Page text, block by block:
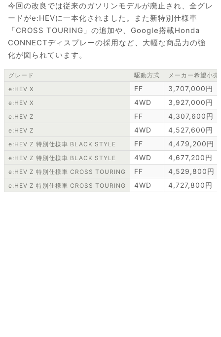
今回の改良では従来のガソリンモデルが廃止され、全グレ
ードがe:HEVに一本化されました。また新特別仕様車
「CROSS TOURING」の追加や、Google搭載Honda
CONNECTディスプレーの採用など、大幅な商品力の強
化が図られています。
グレード 駆動方式
メーカー希望小
e:HEV X
FF 3,707,000円
e:HEV X 4WD 3,927,000円
e:HEV Z FF 4,307,600円
e:HEV Z 4WD 4,527,600円
e:HEV Z 特別仕様車 BLACK STYLE FF 4,479,200円
e:HEV Z 特別仕様車 BLACK STYLE 4WD 4,677,200円
e:HEV Z 特別仕様車 CROSS TOURING FF 4,529,800円
e:HEV Z 特別仕様車 CROSS TOURING 4WD 4,727,800円